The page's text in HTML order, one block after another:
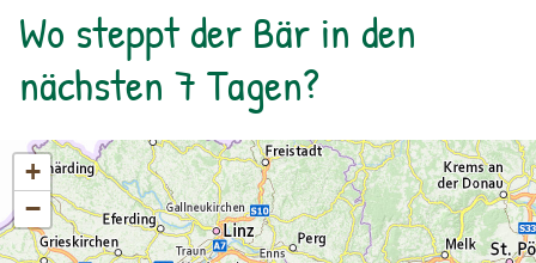
Wo steppt der Bär in den
nächsten 7 Tagen?
+
−